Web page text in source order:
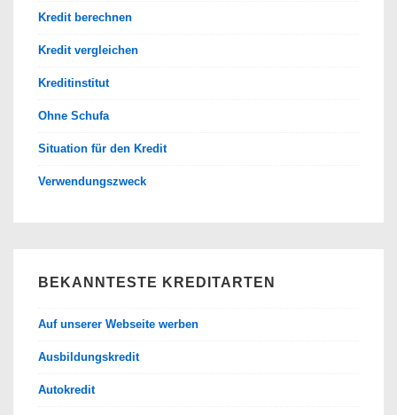
Kredit berechnen
Kredit vergleichen
Kreditinstitut
Ohne Schufa
Situation für den Kredit
Verwendungszweck
BEKANNTESTE KREDITARTEN
Auf unserer Webseite werben
Ausbildungskredit
Autokredit